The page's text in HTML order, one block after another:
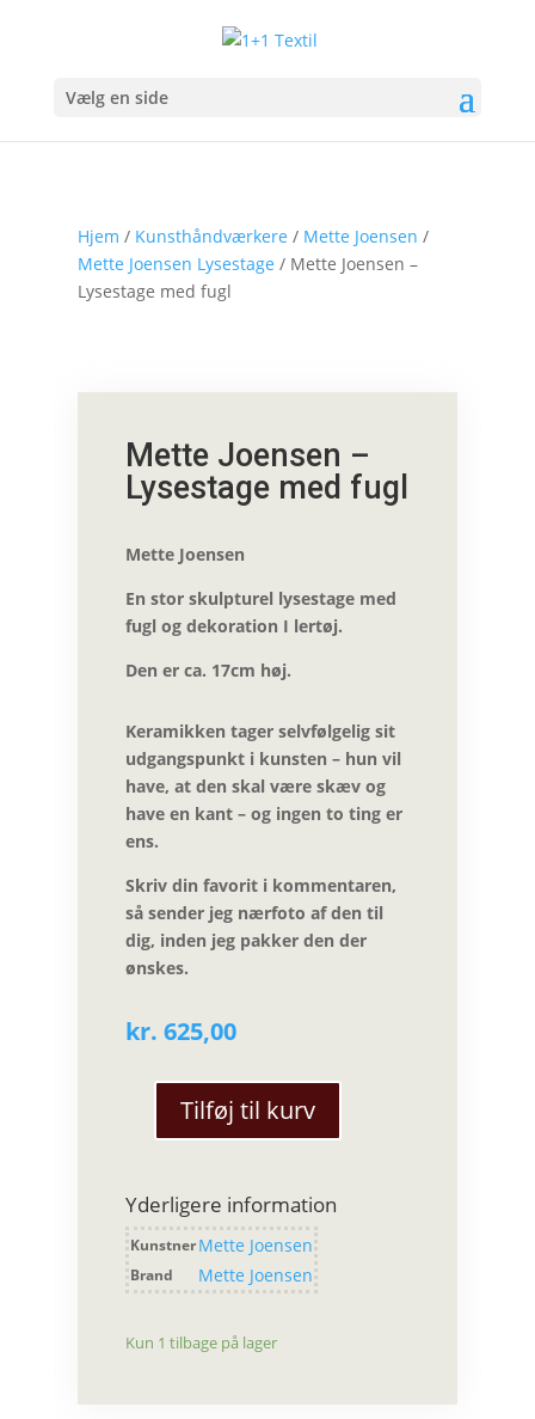
Vælg en side
Hjem / Kunsthåndværkere / Mette Joensen /
Mette Joensen Lysestage / Mette Joensen –
Lysestage med fugl
Mette Joensen –
Lysestage med fugl
Mette Joensen
En stor skulpturel lysestage med
fugl og dekoration I lertøj.
Den er ca. 17cm høj.
Keramikken tager selvfølgelig sit
udgangspunkt i kunsten – hun vil
have, at den skal være skæv og
have en kant – og ingen to ting er
ens.
Skriv din favorit i kommentaren,
så sender jeg nærfoto af den til
dig, inden jeg pakker den der
ønskes.
kr. 625,00
Lysestage
med
fugl
antal
Tilføj til kurv
Yderligere information
KunstnerMette Joensen
Brand Mette Joensen
Kun 1 tilbage på lager